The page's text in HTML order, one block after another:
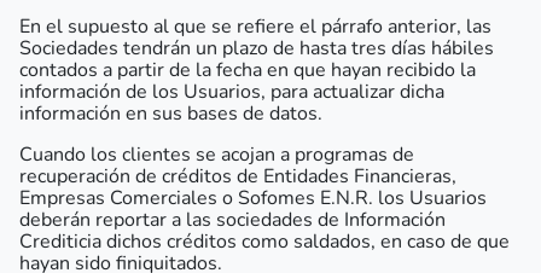
En el supuesto al que se refiere el párrafo anterior, las
Sociedades tendrán un plazo de hasta tres días hábiles
contados a partir de la fecha en que hayan recibido la
información de los Usuarios, para actualizar dicha
información en sus bases de datos.
Cuando los clientes se acojan a programas de
recuperación de créditos de Entidades Financieras,
Empresas Comerciales o Sofomes E.N.R. los Usuarios
deberán reportar a las sociedades de Información
Crediticia dichos créditos como saldados, en caso de que
hayan sido finiquitados.